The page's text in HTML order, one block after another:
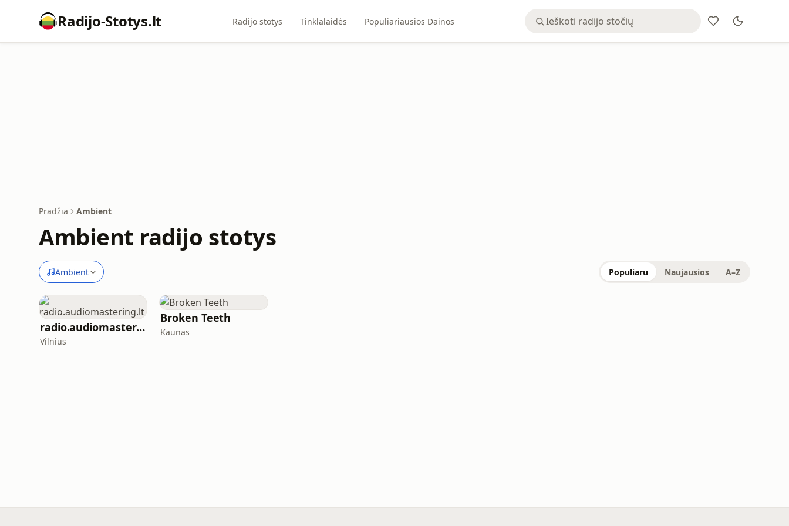
Radijo-Stotys.lt Radijo stotys Tinklalaidės Populiariausios Dainos
Pradžia Ambient
Ambient radijo stotys
Ambient Populiaru Naujausios A–Z
radio.audiomastering.lt
Vilnius
Broken Teeth
Kaunas